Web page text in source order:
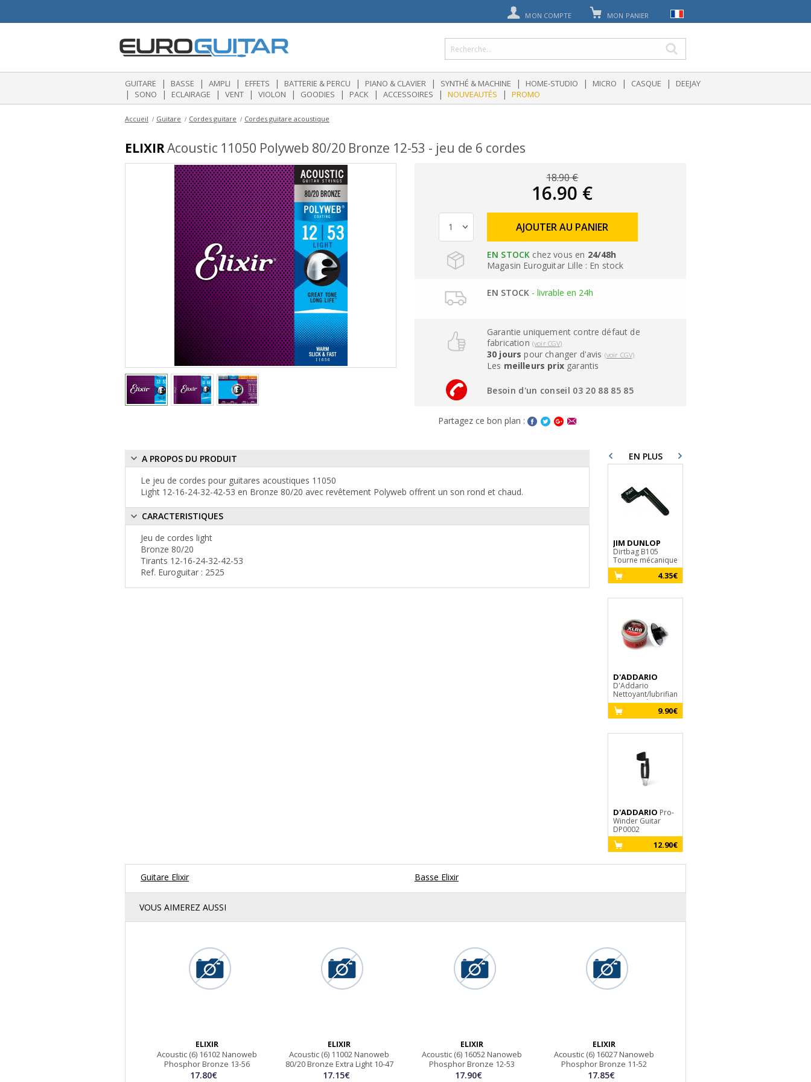
MON COMPTE MON PANIER
GUITARE | BASSE | AMPLI | EFFETS | BATTERIE & PERCU | PIANO & CLAVIER | SYNTHÉ & MACHINE | HOME-STUDIO | MICRO | CASQUE | DEEJAY
| SONO | ECLAIRAGE | VENT | VIOLON | GOODIES | PACK | ACCESSOIRES | NOUVEAUTÉS | PROMO
Accueil Guitare Cordes guitare Cordes guitare acoustique
ELIXIRAcoustic 11050 Polyweb 80/20 Bronze 12-53 - jeu de 6 cordes
18.90 €
16.90 €
AJOUTER AU PANIER
EN STOCK chez vous en 24/48h
Magasin Euroguitar Lille : En stock
EN STOCK- livrable en 24h
Garantie uniquement contre défaut de
fabrication (voir CGV)
30 jours pour changer d'avis (voir CGV)
Les meilleurs prix garantis
Besoin d'un conseil 03 20 88 85 85
Partagez ce bon plan :
A PROPOS DU PRODUIT
Le jeu de cordes pour guitares acoustiques 11050
Light 12-16-24-32-42-53 en Bronze 80/20 avec revêtement Polyweb offrent un son rond et chaud.
CARACTERISTIQUES
Jeu de cordes light
Bronze 80/20
Tirants 12-16-24-32-42-53
Ref. Euroguitar : 2525
EN PLUS
JIM DUNLOP
Dirtbag B105
Tourne mécanique
4.35€
D'ADDARIO
D'Addario
Nettoyant/lubrifiant
pour cordes XLR8
D'Addario
9.90€
D'ADDARIO Pro-
Winder Guitar
DP0002
12.90€
Guitare Elixir Basse Elixir
VOUS AIMEREZ AUSSI
ELIXIR
Acoustic (6) 16102 Nanoweb
Phosphor Bronze 13-56
17.80€
ELIXIR
Acoustic (6) 11002 Nanoweb
80/20 Bronze Extra Light 10-47
17.15€
ELIXIR
Acoustic (6) 16052 Nanoweb
Phosphor Bronze 12-53
17.90€
ELIXIR
Acoustic (6) 16027 Nanoweb
Phosphor Bronze 11-52
17.85€